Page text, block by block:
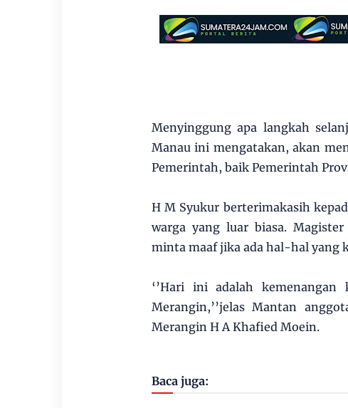
Menyinggung apa langkah
Manau ini mengatakan, akan
Pemerintah, baik Pemerintah
H M Syukur berterimakasih
warga yang luar biasa.
minta maaf jika ada hal-hal yang
‘’Hari ini adalah kemenangan
Merangin,’’jelas Mantan
Merangin H A Khafied Moein.
Baca juga: